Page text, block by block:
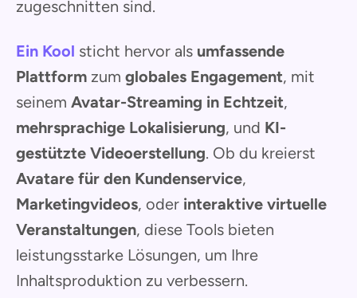
zugeschnitten sind.
Ein Kool sticht hervor als umfassende
Plattform zum globales Engagement, mit
seinem Avatar-Streaming in Echtzeit,
mehrsprachige Lokalisierung, und KI-
gestützte Videoerstellung. Ob du kreierst
Avatare für den Kundenservice,
Marketingvideos, oder interaktive virtuelle
Veranstaltungen, diese Tools bieten
leistungsstarke Lösungen, um Ihre
Inhaltsproduktion zu verbessern.